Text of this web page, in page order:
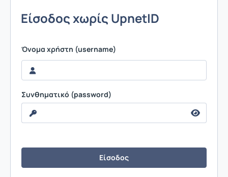
Είσοδος χωρίς UpnetID
Όνομα χρήστη (username)
Συνθηματικό (password)